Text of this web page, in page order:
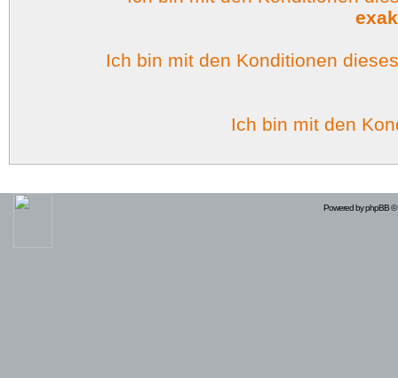
Ich bin mit den Konditionen
Ich bin mit den
Powered byphpBB©